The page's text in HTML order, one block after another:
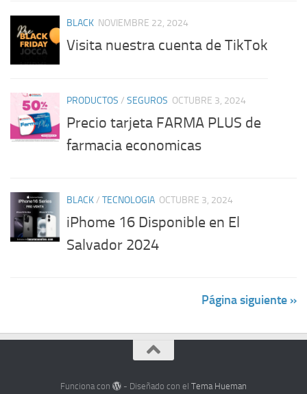
BLACK NOVIEMBRE 22, 2024
Visita nuestra cuenta de TikTok
PRODUCTOS / SEGUROS OCTUBRE 3, 2024
Precio tarjeta FARMA PLUS de
farmacia economicas
BLACK/ TECNOLOGIA OCTUBRE 3, 2024
iPhome 16 Disponible en El
Salvador 2024
Página siguiente »
Funciona con - Diseñado con elTema Hueman